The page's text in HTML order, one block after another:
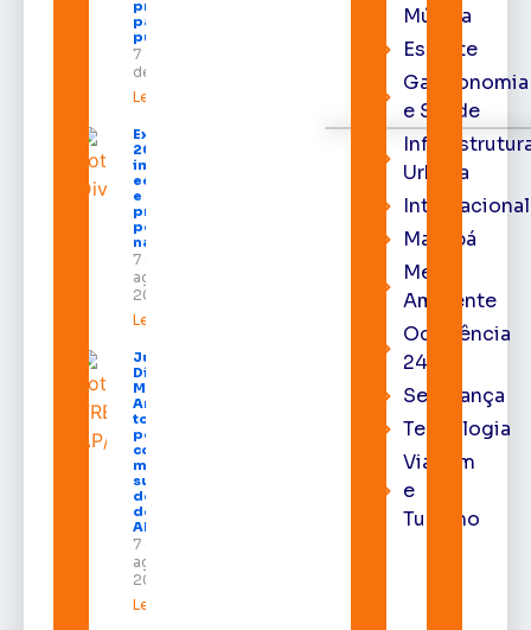
programação
para todos os
públicos
7 de agosto
de 2026
Leia mais »
Expofeira
2026
impulsiona
economia
e aumenta
procura
por hotéis
na capital
7 de
agosto de
2026
Leia mais »
Juiz
Diego
Moura de
Araújo
toma
posse
como
membro
substituto
do Pleno
do TRE-
AP
7 de
agosto de
2026
Leia mais »
Música
Esporte
Gastronomia
e Saúde
Urbana
Internacional
Macapá
Meio
Ambiente
Ocorrência
24h
Segurança
Tecnologia
Viagem
e
Turismo